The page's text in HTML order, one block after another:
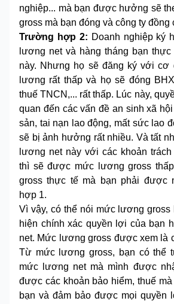
nghiệp... mà bạn được hưởng sẽ
gross mà bạn đóng và công ty đồng
Trường hợp 2: Doanh nghiệp ký
lương net và hàng tháng bạn
này. Nhưng họ sẽ đăng ký với cơ
lương rất thấp và họ sẽ đóng
thuế TNCN,... rất thấp. Lúc này,
quan đến các vấn đề an sinh xã
sản, tai nạn lao động, mất sức lao
sẽ bị ảnh hưởng rất nhiều. Và tất
lương net này với các khoản
thì sẽ được mức lương gross
gross thực tế mà bạn phải được
hợp 1.
Vì vậy, có thể nói mức lương
hiện chính xác quyền lợi của bạn
net. Mức lương gross được xem là
Từ mức lương gross, bạn có thể
mức lương net mà mình được
được các khoản bảo hiểm, thuế
bạn và đảm bảo được mọi quyền